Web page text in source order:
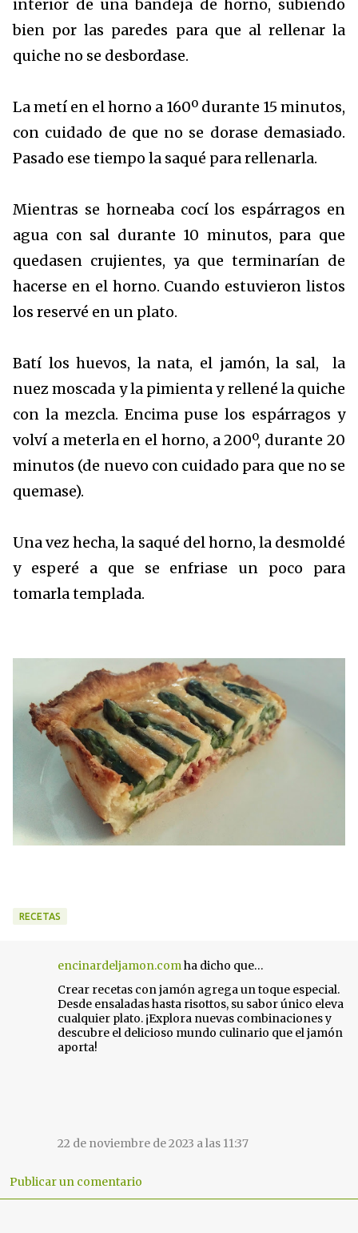
interior de una bandeja de horno, subiendo
bien por las paredes para que al rellenar la
quiche no se desbordase.
La metí en el horno a 160º durante 15 minutos,
con cuidado de que no se dorase demasiado.
Pasado ese tiempo la saqué para rellenarla.
Mientras se horneaba cocí los espárragos en
agua con sal durante 10 minutos, para que
quedasen crujientes, ya que terminarían de
hacerse en el horno. Cuando estuvieron listos
los reservé en un plato.
Batí los huevos, la nata, el jamón, la sal, la
nuez moscada y la pimienta y rellené la quiche
con la mezcla. Encima puse los espárragos y
volví a meterla en el horno, a 200º, durante 20
minutos (de nuevo con cuidado para que no se
quemase).
Una vez hecha, la saqué del horno, la desmoldé
y esperé a que se enfriase un poco para
tomarla templada.
RECETAS
encinardeljamon.comha dicho que…
Crear recetas con jamón agrega un toque especial.
Desde ensaladas hasta risottos, su sabor único eleva
cualquier plato. ¡Explora nuevas combinaciones y
descubre el delicioso mundo culinario que el jamón
aporta!
22 de noviembre de 2023 a las 11:37
Publicar un comentario